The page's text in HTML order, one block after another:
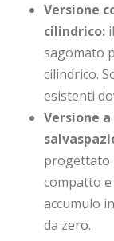
Versione
cilindrico:
sagomato
cilindrico.
esistenti
Versione
progettato
compatto
accumulo
da zero.